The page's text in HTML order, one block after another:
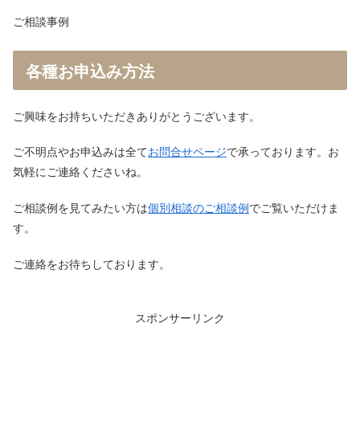
ご相談事例
各種お申込み方法
ご興味をお持ちいただきありがとうございます。
ご不明点やお申込みは全てお問合せページで承っております。お
気軽にご連絡くださいね。
ご相談例を見てみたい方は個別相談のご相談例でご覧いただけま
す。
ご連絡をお待ちしております。
スポンサーリンク